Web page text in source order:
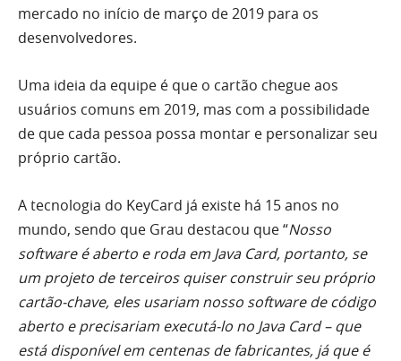
mercado no início de março de 2019 para os
desenvolvedores.
Uma ideia da equipe é que o cartão chegue aos
usuários comuns em 2019, mas com a possibilidade
de que cada pessoa possa montar e personalizar seu
próprio cartão.
A tecnologia do KeyCard já existe há 15 anos no
mundo, sendo que Grau destacou que “Nosso
software é aberto e roda em Java Card, portanto, se
um projeto de terceiros quiser construir seu próprio
cartão-chave, eles usariam nosso software de código
aberto e precisariam executá-lo no Java Card – que
está disponível em centenas de fabricantes, já que é